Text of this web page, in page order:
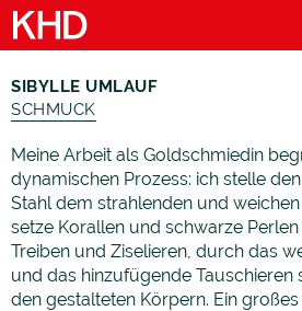
SIBYLLE UMLAUF
SCHMUCK
Meine Arbeit als Goldschmiedin
dynamischen Prozess: ich stelle
Stahl dem strahlenden und
setze Korallen und schwarze
Treiben und Ziselieren, durch das
und das hinzufügende Tauschieren
den gestalteten Körpern. Ein